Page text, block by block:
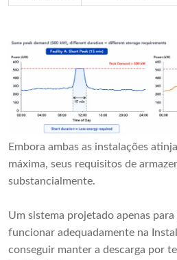
Embora ambas as instalações
máxima, seus requisitos de
substancialmente.
Um sistema projetado apenas
funcionar adequadamente na
conseguir manter a descarga por